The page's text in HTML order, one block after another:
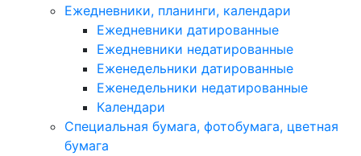
Ежедневники, планинги, календари
Ежедневники датированные
Ежедневники недатированные
Еженедельники датированные
Еженедельники недатированные
Календари
Специальная бумага, фотобумага, цветная
бумага